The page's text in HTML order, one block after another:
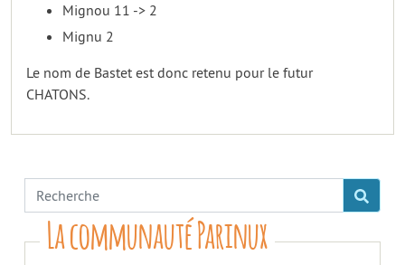
Mignou 11 -> 2
Mignu 2
Le nom de Bastet est donc retenu pour le futur
CHATONS.
La communauté Parinux